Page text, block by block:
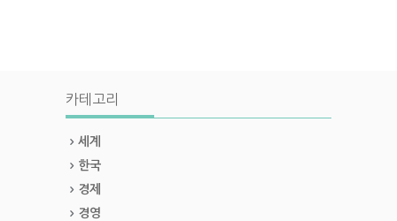
카테고리
세계
한국
경제
경영